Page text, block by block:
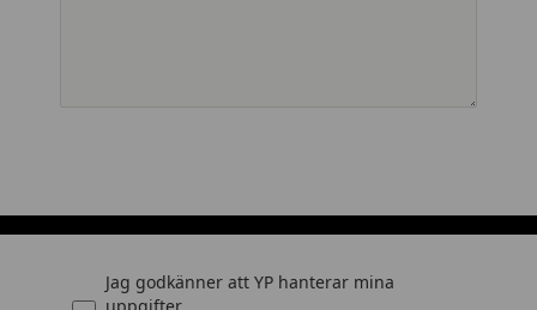
Jag godkänner att YP hanterar mina